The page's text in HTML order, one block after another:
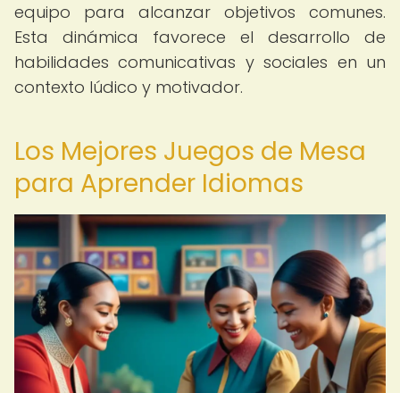
equipo para alcanzar objetivos comunes.
Esta dinámica favorece el desarrollo de
habilidades comunicativas y sociales en un
contexto lúdico y motivador.
Los Mejores Juegos de Mesa
para Aprender Idiomas